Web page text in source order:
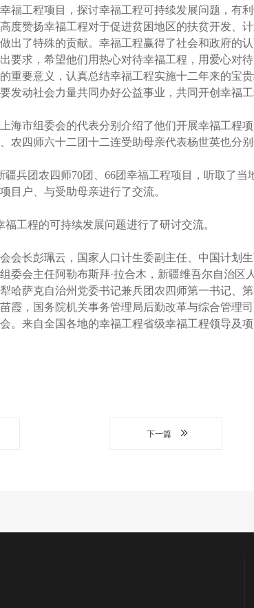
福工程项目，探讨幸福工程可持续发展问题，有
度赞扬幸福工程对于促进贫困地区的扶贫开发、
出了特殊的贡献。幸福工程赢得了社会和政府的
要求，希望他们用热心对待幸福工程，用爱心对
重要意义，认真总结幸福工程实施十二年来的宝
发动社会力量共同办好公益事业，共同开创幸福工
市组委会的代表分别介绍了他们开展幸福工程
农四师六十二团十二连受助母亲代表杨世英也分别
团农四师70团、66团幸福工程项目，听取了当
目户、与受助母亲进行了交流。
工程的可持续发展问题进行了研讨交流。
长彭珮云，国家人口计生委副主任、中国计划
委会主任阿勒布斯拜·拉合木，新疆维吾尔自治区
哈萨克自治州党委书记兼兵团农四师第一书记、
霞，国务院机关事务管理局后勤改革与综合管理
。来自全国各地的幸福工程省级幸福工程领导及项
下一篇